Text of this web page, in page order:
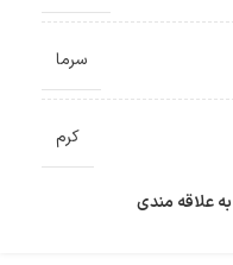
سرما
کرم
علاقه مندی
ارائه می‌شود.
، رایگان به سراسر کشور